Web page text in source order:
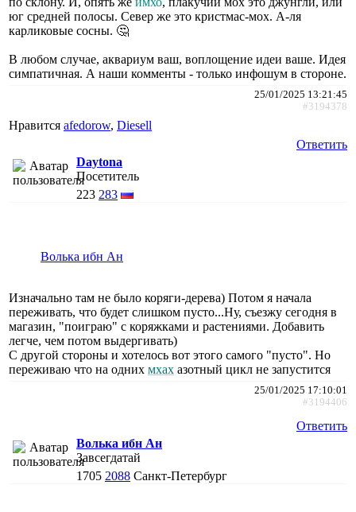
юг средней полосы. Север же это кристмас-мох. А-ля
карликовые сосны. 🤔
В любом случае, аквариум ваш, воплощение идеи ваше. Идея
симпатичная. А наши комменты - только инфошум в стороне.
25/01/2025 13:21:45
#3194378
Нравится afedorow, Diesell
Ответить
Daytona
Посетитель
223 283
Волька ибн Ан
Изначально там не было коряги-дерева) Потом я начала
переживать, что будет слишком пусто...Ну, съезжу сегодня в
магазин, "поиграю" с коряжками и растениями. Добавить
легче, чем потом выдергивать)
С другой стороны и хотелось вот этого самого "пусто". Но
переживаю что на одних мхах азотный цикл не запустится
25/01/2025 17:10:01
#3194406
Ответить
Волька ибн Ан
Завсегдатай
1705 2088 Санкт-Петербург